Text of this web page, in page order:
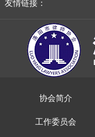
协会简介
工作委员会